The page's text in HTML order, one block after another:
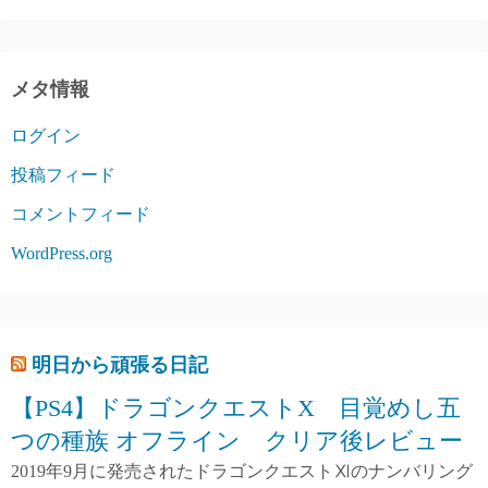
メタ情報
ログイン
投稿フィード
コメントフィード
WordPress.org
明日から頑張る日記
【PS4】ドラゴンクエストX 目覚めし五
つの種族 オフライン クリア後レビュー
2019年9月に発売されたドラゴンクエストⅪのナンバリング